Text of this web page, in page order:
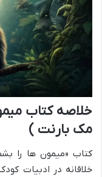
خلاصه کتاب
مک بارنت )
کتاب «میمون ها را
خلاقانه در ادبیات